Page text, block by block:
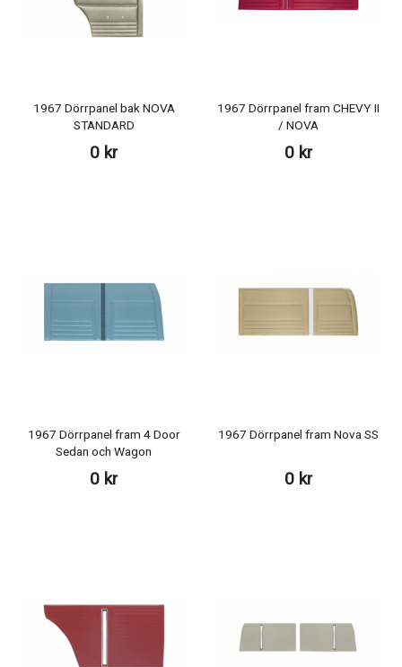
1967 Dörrpanel bak NOVA
STANDARD
0 kr
1967 Dörrpanel fram CHEVY II
/ NOVA
0 kr
1967 Dörrpanel fram 4 Door
Sedan och Wagon
0 kr
1967 Dörrpanel fram Nova SS
0 kr